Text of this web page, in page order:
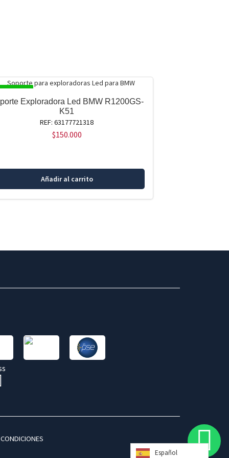
Exploradora Led BMW R1200GS-
K51
REF: 63177721318
$150.000
Añadir al carrito
Español